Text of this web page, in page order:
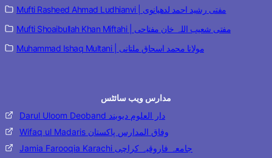
Mufti Rasheed Ahmad Ludhianvi | مفتی رشید احمد لدھیانوی
Mufti Shoaibullah Khan Miftahi | مفتی شعیب اللہ خان مفتاحی
Muhammad Ishaq Multani | مولانا محمد اسحاق ملتانی
مدارس ویب سائٹس
Darul Uloom Deoband دار العلوم دیوبند
Wifaq ul Madaris وفاق المدارس پاکستان
Jamia Farooqia Karachi جامعہ فاروقیہ کراچی